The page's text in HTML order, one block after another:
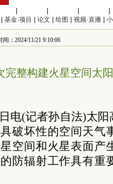
基金·项目 论文 绘图 视频·直播
：2024/11/21 9:10:06
完整构建火星空间太
电(记者孙自法)太
破坏性的空间天气
空间和火星表面产
防辐射工作具有重